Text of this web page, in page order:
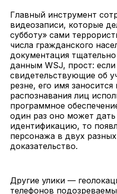
Главный инструмент
видеозаписи, которые
субботу» сами
числа гражданского
документация
данным WSJ, прост:
свидетельствующие об
резне, его имя
распознавания лиц
программное
один раз оно может
идентификацию, то
персонажа в двух
доказательство.
Другие улики —
телефонов